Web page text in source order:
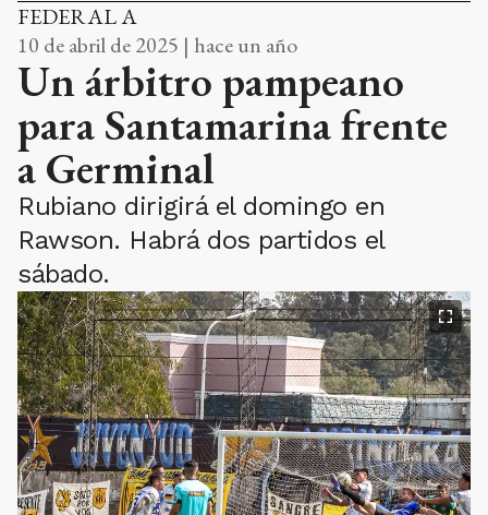
FEDERAL A
10 de abril de 2025 | hace un año
Un árbitro pampeano
para Santamarina frente
a Germinal
Rubiano dirigirá el domingo en
Rawson. Habrá dos partidos el
sábado.